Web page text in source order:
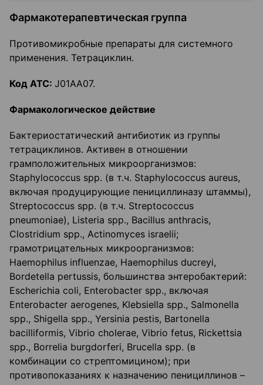
Фармакотерапевтическая группа
Противомикробные препараты для системного
применения. Тетрациклин.
Код АТС: J01AA07.
Фармакологическое действие
Бактериостатический антибиотик из группы
тетрациклинов. Активен в отношении
грамположительных микроорганизмов:
Staphylococcus spp. (в т.ч. Staphylococcus aureus,
включая продуцирующие пенициллиназу штаммы),
Streptococcus spp. (в т.ч. Streptococcus
pneumoniae), Listeria spp., Bacillus anthracis,
Clostridium spp., Actinomyces israelii;
грамотрицательных микроорганизмов:
Haemophilus influenzae, Haemophilus ducreyi,
Bordetella pertussis, большинства энтеробактерий:
Escherichia coli, Enterobacter spp., включая
Enterobacter aerogenes, Klebsiella spp., Salmonella
spp., Shigella spp., Yersinia pestis, Bartonella
bacilliformis, Vibrio cholerae, Vibrio fetus, Rickettsia
spp., Borrelia burgdorferi, Brucella spp. (в
комбинации co стрептомицином); при
противопоказаниях к назначению пенициллинов –